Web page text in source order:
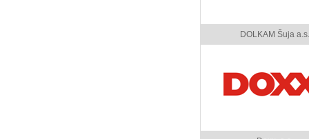
DOLKAM Šuja a.s.